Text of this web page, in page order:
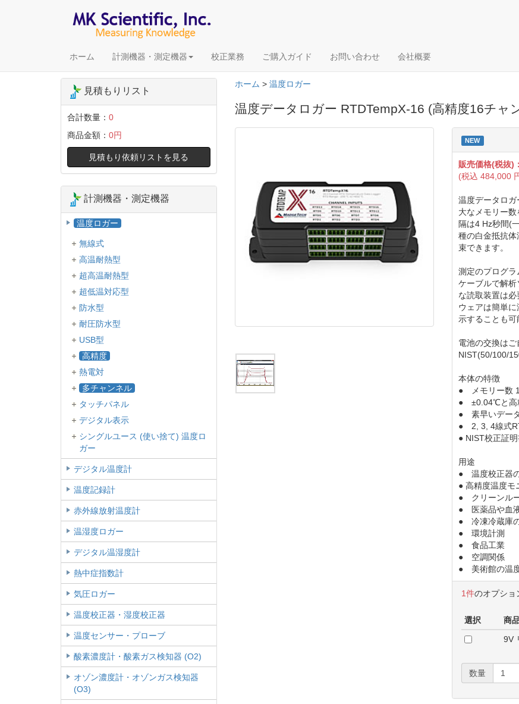
ホーム 計測機器・測定機器 校正業務 ご購入ガイド お問い合わせ 会社概要
ホーム > 温度ロガー
温度データロガー RTDTempX-16 (高精度16チャ
NEW
販売価格(税抜)
(税込484,000
温度データロ
大なメモリー
隔は4 Hz秒間(
種の白金抵抗
束できます。
測定のプログ
ケーブルで解
な読取装置は
ウェアは簡単
示することも可
電池の交換は
NIST(50/100/
本体の特徴
● メモリー数
● ±0.04℃と高
● 素早いデー
● 2, 3, 4線式
● NIST校正証
用途
● 温度校正器
● 高精度温度モ
● クリーンル
● 医薬品や血
● 冷凍冷蔵庫
● 環境計測
● 食品工業
● 空調関係
● 美術館の温
1件のオプショ
選択 商
9V
数量
見積もりリスト
合計数量： 0
商品金額： 0円
見積もり依頼リストを見る
計測機器・測定機器
温度ロガー
無線式
高温耐熱型
超高温耐熱型
超低温対応型
防水型
耐圧防水型
USB型
高精度
熱電対
多チャンネル
タッチパネル
デジタル表示
シングルユース (使い捨て) 温度ロ
ガー
デジタル温度計
温度記録計
赤外線放射温度計
温湿度ロガー
デジタル温湿度計
熱中症指数計
気圧ロガー
温度校正器・湿度校正器
温度センサー・プローブ
酸素濃度計・酸素ガス検知器 (O2)
オゾン濃度計・オゾンガス検知器
(O3)